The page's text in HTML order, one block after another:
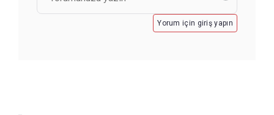
Yorum için giriş yapın